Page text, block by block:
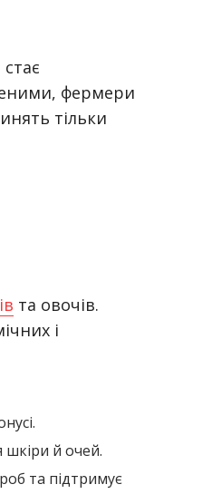
фермери
тільки
та овочів.
і
й очей.
та підтримує